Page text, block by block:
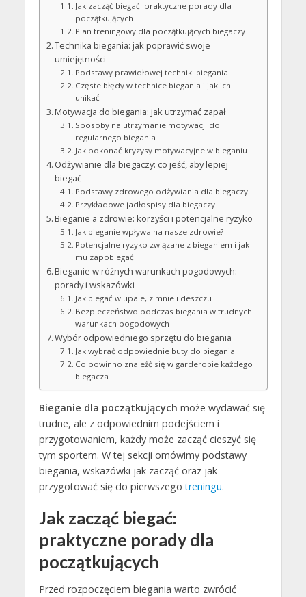
Jak zacząć biegać: praktyczne porady dla
początkujących
Plan treningowy dla początkujących biegaczy
Technika biegania: jak poprawić swoje
umiejętności
Podstawy prawidłowej techniki biegania
Częste błędy w technice biegania i jak ich
unikać
Motywacja do biegania: jak utrzymać zapał
Sposoby na utrzymanie motywacji do
regularnego biegania
Jak pokonać kryzysy motywacyjne w bieganiu
Odżywianie dla biegaczy: co jeść, aby lepiej
biegać
Podstawy zdrowego odżywiania dla biegaczy
Przykładowe jadłospisy dla biegaczy
Bieganie a zdrowie: korzyści i potencjalne ryzyko
Jak bieganie wpływa na nasze zdrowie?
Potencjalne ryzyko związane z bieganiem i jak
mu zapobiegać
Bieganie w różnych warunkach pogodowych:
porady i wskazówki
Jak biegać w upale, zimnie i deszczu
Bezpieczeństwo podczas biegania w trudnych
warunkach pogodowych
Wybór odpowiedniego sprzętu do biegania
Jak wybrać odpowiednie buty do biegania
Co powinno znaleźć się w garderobie każdego
biegacza
Bieganie dla początkujących może wydawać się
trudne, ale z odpowiednim podejściem i
przygotowaniem, każdy może zacząć cieszyć się
tym sportem. W tej sekcji omówimy podstawy
biegania, wskazówki jak zacząć oraz jak
przygotować się do pierwszego treningu.
Jak zacząć biegać:
praktyczne porady dla
początkujących
Przed rozpoczęciem biegania warto zwrócić